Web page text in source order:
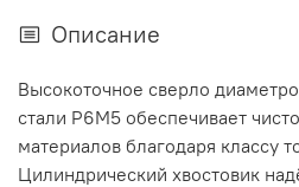
Описание
Высокоточное сверло
стали Р6М5 обеспечивает
материалов благодаря классу
Цилиндрический хвостовик